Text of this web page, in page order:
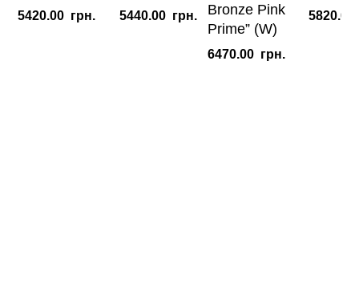
5420.00 грн. 5440.00 грн.
Bronze Pink
Prime” (W)
6470.00 грн.
5820.00